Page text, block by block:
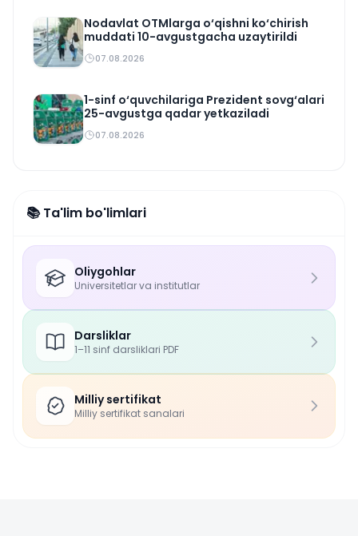
Nodavlat OTMlarga o‘qishni ko‘chirish
muddati 10-avgustgacha uzaytirildi
07.08.2026
1-sinf o‘quvchilariga Prezident sovg‘alari
25-avgustga qadar yetkaziladi
07.08.2026
📚 Ta'lim bo'limlari
Oliygohlar
Universitetlar va institutlar
Darsliklar
1–11 sinf darsliklari PDF
Milliy sertifikat
Milliy sertifikat sanalari